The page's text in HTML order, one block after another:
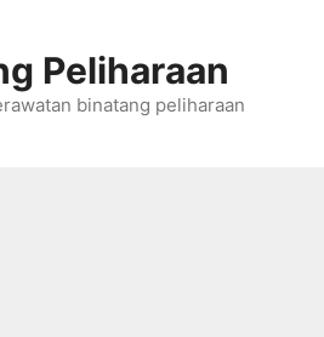
Peliharaan
binatang peliharaan